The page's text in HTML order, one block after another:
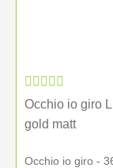
Occhio io giro
gold matt
Occhio io giro -